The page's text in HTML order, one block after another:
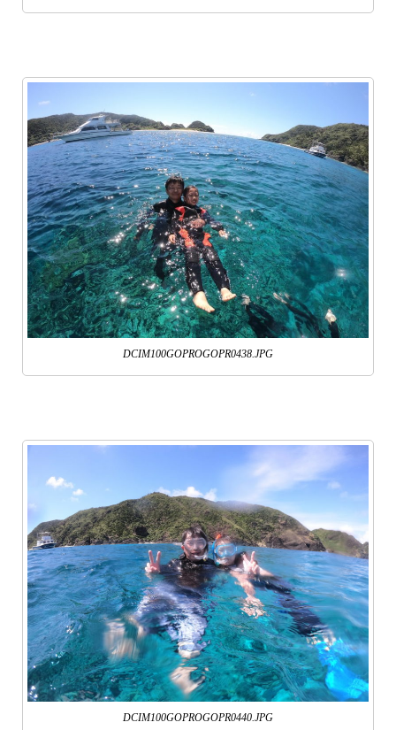
DCIM100GOPROGOPR0438.JPG
DCIM100GOPROGOPR0440.JPG